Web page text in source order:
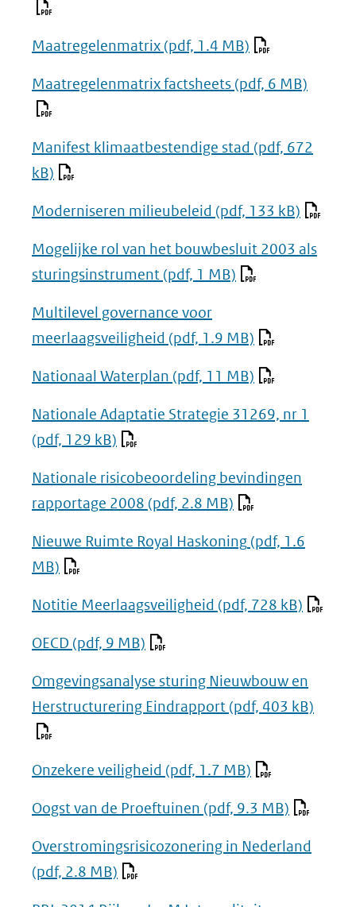
Maatregelenmatrix (pdf, 1.4 MB)
Maatregelenmatrix factsheets (pdf, 6 MB)
Manifest klimaatbestendige stad (pdf, 672
kB)
Moderniseren milieubeleid (pdf, 133 kB)
Mogelijke rol van het bouwbesluit 2003 als
sturingsinstrument (pdf, 1 MB)
Multilevel governance voor
meerlaagsveiligheid (pdf, 1.9 MB)
Nationaal Waterplan (pdf, 11 MB)
Nationale Adaptatie Strategie 31269, nr 1
(pdf, 129 kB)
Nationale risicobeoordeling bevindingen
rapportage 2008 (pdf, 2.8 MB)
Nieuwe Ruimte Royal Haskoning (pdf, 1.6
MB)
Notitie Meerlaagsveiligheid (pdf, 728 kB)
OECD (pdf, 9 MB)
Omgevingsanalyse sturing Nieuwbouw en
Herstructurering Eindrapport (pdf, 403 kB)
Onzekere veiligheid (pdf, 1.7 MB)
Oogst van de Proeftuinen (pdf, 9.3 MB)
Overstromingsrisicozonering in Nederland
(pdf, 2.8 MB)